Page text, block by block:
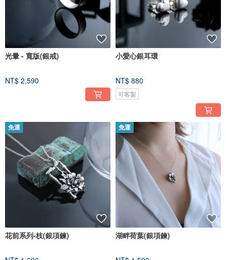
光暈 - 寬版(銀戒)
NT$ 2,590
小愛心銀耳環
NT$ 880
可客製
免運
花前系列-枝(銀項鍊)
免運
湖畔荷葉(銀項鍊)